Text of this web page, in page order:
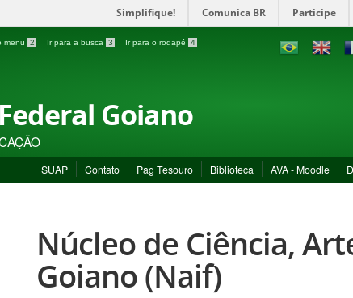
Simplifique! Comunica BR Participe
menu 2 Ir para a busca 3 Ir para o rodapé 4
Goiano
SUAP Contato Pag Tesouro Biblioteca AVA - Moodle
Núcleo de Ciência,
Goiano (Naif)